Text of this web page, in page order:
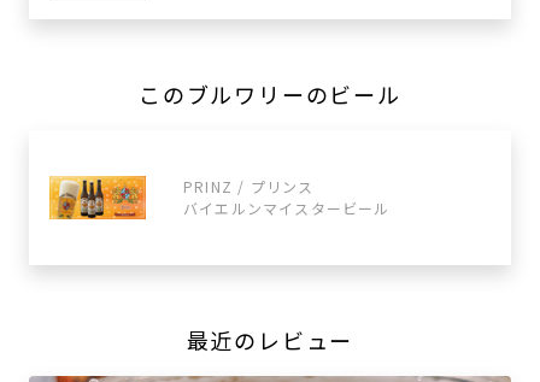
このブルワリーのビール
PRINZ / プリンス
バイエルンマイスタービール
最近のレビュー